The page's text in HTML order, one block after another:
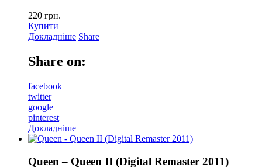
220 грн.
Купити
Докладніше Share
Share on:
facebook
twitter
google
pinterest
Докладніше
Queen – Queen II (Digital Remaster 2011)